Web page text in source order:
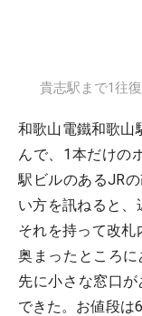
貴志駅まで1往
和歌山電鐵和歌山
んで、1本だけの
駅ビルのあるJR
い方を訊ねると、
それを持って改札
奥まったところ
先に小さな窓口
できた。お値段は